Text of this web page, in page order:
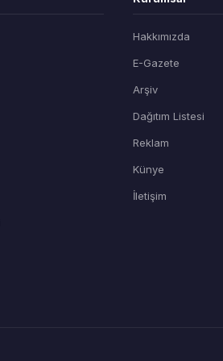
Hakkımızda
E-Gazete
Arşiv
Dağıtım Listesi
Reklam
Künye
İletişim